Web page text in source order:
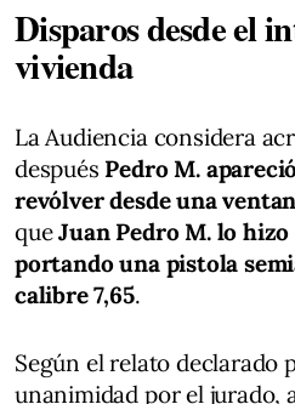
Disparos desde el
vivienda
La Audiencia considera
después Pedro M.
revólver desde una
queJuan Pedro M. lo
portando una pistola
calibre 7,65.
Según el relato declarado
unanimidad por el jurado,